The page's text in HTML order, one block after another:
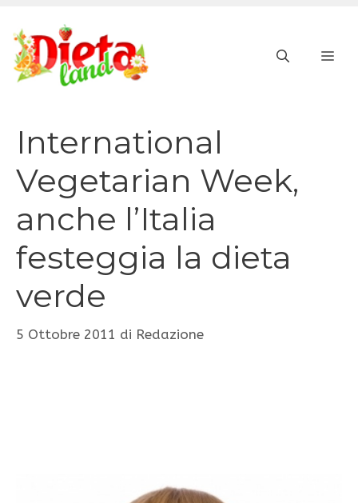
contenuto
International
Vegetarian Week,
anche l’Italia
festeggia la dieta
verde
5 Ottobre 2011 di Redazione